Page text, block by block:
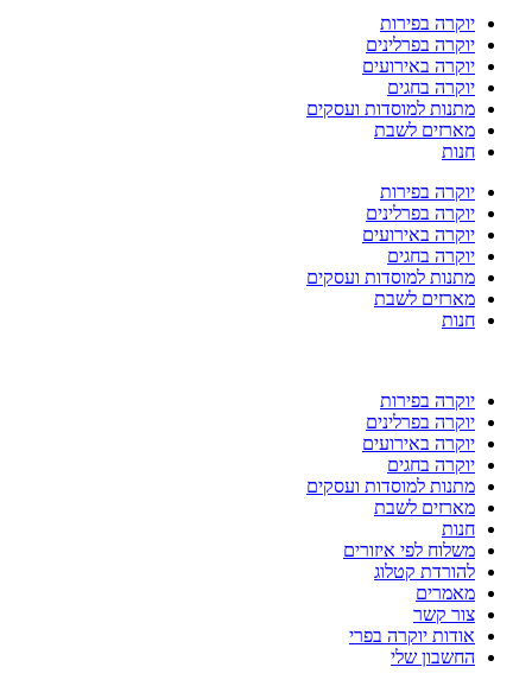
יוקרה בפירות
יוקרה בפרלינים
יוקרה באירועים
יוקרה בחגים
מתנות למוסדות ועסקים
מארזים לשבת
חנות
יוקרה בפירות
יוקרה בפרלינים
יוקרה באירועים
יוקרה בחגים
מתנות למוסדות ועסקים
מארזים לשבת
חנות
יוקרה בפירות
יוקרה בפרלינים
יוקרה באירועים
יוקרה בחגים
מתנות למוסדות ועסקים
מארזים לשבת
חנות
משלוח לפי איזורים
להורדת קטלוג
מאמרים
צור קשר
אודות יוקרה בפרי
החשבון שלי